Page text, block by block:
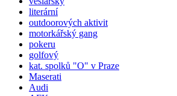
literární
outdoorových aktivit
motorkářský gang
pokeru
golfový
kat. spolků "O" v Praze
Maserati
Audi